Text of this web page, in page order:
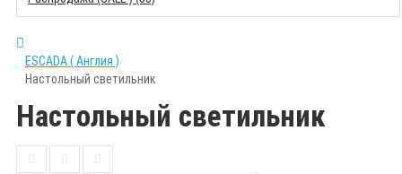
ESCADA ( Англия )
Настольный светильник
Настольный светильник